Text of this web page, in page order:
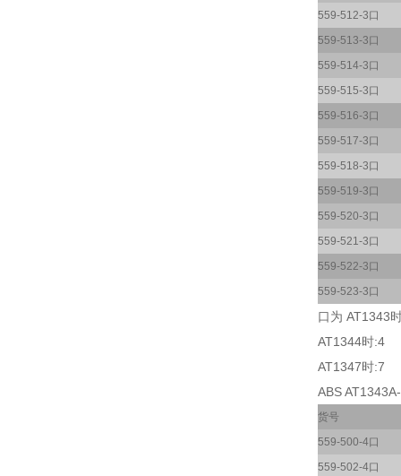
559-512-3口
559-513-3口
559-514-3口
559-515-3口
559-516-3口
559-517-3口
559-518-3口
559-519-3口
559-520-3口
559-521-3口
559-522-3口
559-523-3口
口为 AT1343
AT1344时:4
AT1347时:7
ABS
货号
559-500-4口
559-502-4口